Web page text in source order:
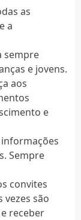
as
a
sempre
e jovens.
aos
e
Sempre
convites
vezes são
receber